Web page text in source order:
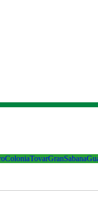
ColoniaTovarGranSabana